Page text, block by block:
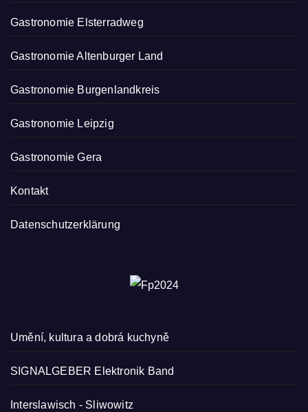
Gastronomie Elsterradweg
Gastronomie Altenburger Land
Gastronomie Burgenlandkreis
Gastronomie Leipzig
Gastronomie Gera
Kontakt
Datenschutzerklärung
Umění, kultura a dobrá kuchyně
SIGNALGEBER Elektronik Band
Interslawisch - Sliwowitz